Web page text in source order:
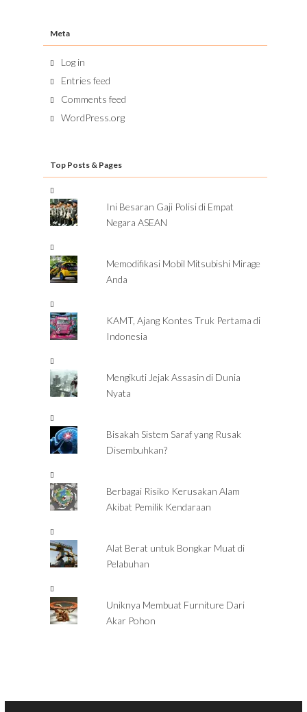
Meta
Log in
Entries feed
Comments feed
WordPress.org
Top Posts & Pages
Ini Besaran Gaji Polisi di Empat
Negara ASEAN
Memodifikasi Mobil Mitsubishi Mirage
Anda
KAMT, Ajang Kontes Truk Pertama di
Indonesia
Mengikuti Jejak Assasin di Dunia
Nyata
Bisakah Sistem Saraf yang Rusak
Disembuhkan?
Berbagai Risiko Kerusakan Alam
Akibat Pemilik Kendaraan
Alat Berat untuk Bongkar Muat di
Pelabuhan
Uniknya Membuat Furniture Dari
Akar Pohon